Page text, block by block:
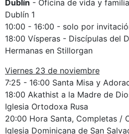
Dublín - Oficina de vida y
Dublín 1
10:00 - 16:00 - solo por
18:00 Vísperas - Discípulas del
Hermanas en Stillorgan
Viernes 23 de noviembre
7:25 - 16:00 Santa Misa y
18:00 Akathist a la Madre de
Iglesia Ortodoxa Rusa
20:00 Hora Santa, Completas /
Iglesia Dominicana de San